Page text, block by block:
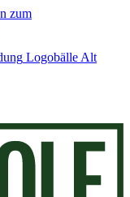
zum
Logobälle Alt